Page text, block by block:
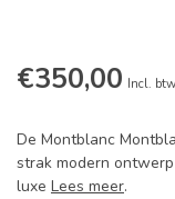
€350,00 Incl. btw
De Montblanc
strak modern
luxe Lees meer.